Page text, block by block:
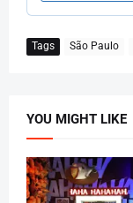
Tags São Paulo
YOU MIGHT LIKE